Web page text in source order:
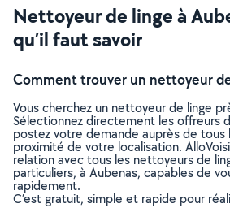
Nettoyeur de linge à
qu’il faut savoir
Comment trouver un nettoyeur
Vous cherchez un nettoyeur de linge
Sélectionnez directement les offreurs
postez votre demande auprès de tous
proximité de votre localisation.
relation avec tous les nettoyeurs de
particuliers, à Aubenas, capables de
rapidement.
C’est gratuit, simple et rapide pour